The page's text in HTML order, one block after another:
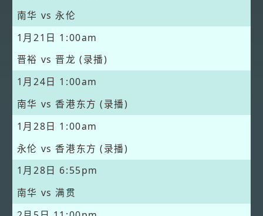
南华 vs 永伦
1月21日 1:00am
晋裕 vs 晋龙 (录播)
1月24日 1:00am
南华 vs 香港东方 (录播)
1月28日 1:00am
永伦 vs 香港东方 (录播)
1月28日 6:55pm
南华 vs 满贯